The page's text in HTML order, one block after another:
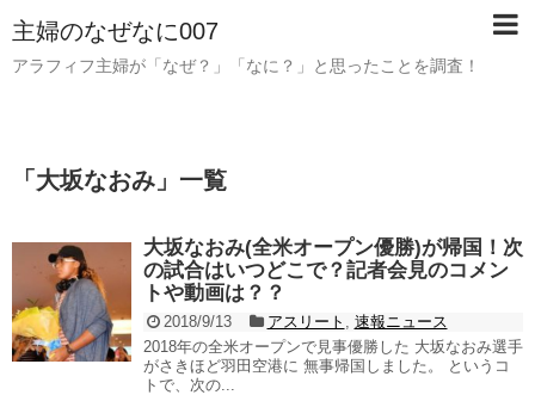
主婦のなぜなに007
アラフィフ主婦が「なぜ？」「なに？」と思ったことを調査！
「 大坂なおみ 」 一覧
大坂なおみ(全米オープン優勝)が帰国！次
の試合はいつどこで？記者会見のコメン
トや動画は？？
2018/9/13 アスリート
速報ニュース
2018年の全米オープンで見事優勝した 大坂なおみ選手
がさきほど羽田空港に 無事帰国しました。 というコ
トで、次の...